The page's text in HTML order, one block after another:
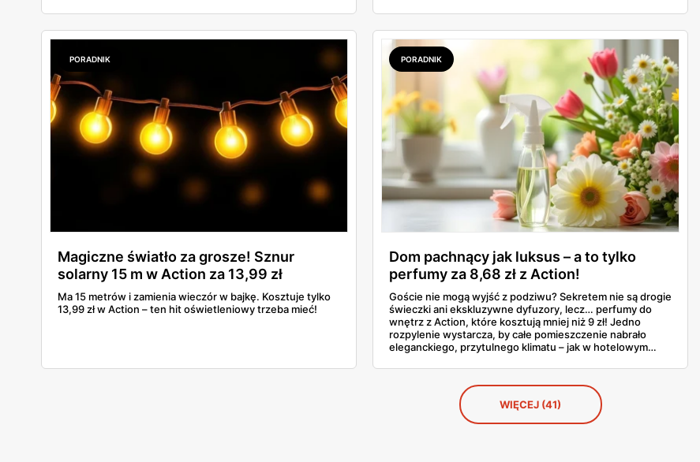
samochodowa jest już obowiązkowa w 2026 roku. Bo
wokół tego tematu narosło całkiem sporo mitów.
rękawice do 379 zł za fotel wiszący. Coś dla każdej
kieszeni.
PORADNIK
Magiczne światło za grosze! Sznur
solarny 15 m w Action za 13,99 zł
Ma 15 metrów i zamienia wieczór w bajkę. Kosztuje tylko
13,99 zł w Action – ten hit oświetleniowy trzeba mieć!
PORADNIK
Dom pachnący jak luksus – a to tylko
perfumy za 8,68 zł z Action!
Goście nie mogą wyjść z podziwu? Sekretem nie są drogie
świeczki ani ekskluzywne dyfuzory, lecz… perfumy do
wnętrz z Action, które kosztują mniej niż 9 zł! Jedno
rozpylenie wystarcza, by całe pomieszczenie nabrało
eleganckiego, przytulnego klimatu – jak w hotelowym
WIĘCEJ (41)